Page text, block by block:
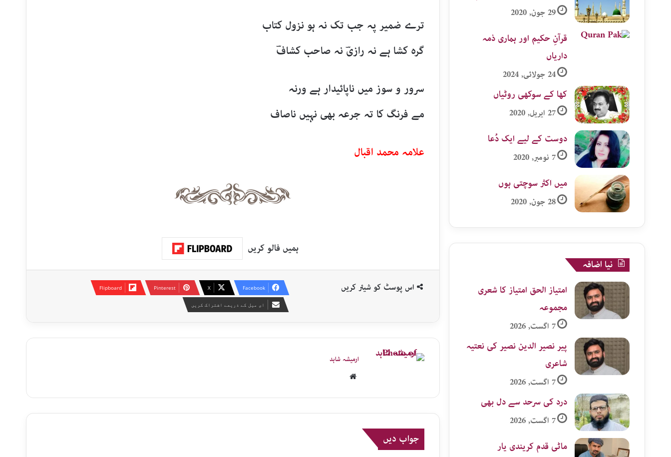
ترے ضمیر پہ جب تک نہ ہو نزول کتاب
گرہ کشا ہے نہ رازیؔ نہ صاحب کشافؔ
سرور و سوز میں ناپائیدار ہے ورنہ
مے فرنگ کا تہ جرعہ بھی نہیں ناصاف
علامہ محمد اقبال
ہمیں فالو کریں
اس پوسٹ کو شیئر کریں Facebook
X
Pinterest
Flipboard
ای میل کے ذریعے اشتراک کریں
ارمیشہ شاہد
جواب دیں
29 جون, 2020
قرآنِ حکیم اور ہماری ذمہ
داریاں
24 جولائی, 2024
کھا کے سوکھی روٹیاں
27 اپریل, 2020
دوست کے لیے ایک دُعا
7 نومبر, 2020
میں اکثر سوچتی ہوں
28 جون, 2020
نیا اضافہ
امتیاز الحق امتیاز کا شعری
مجموعہ
7 اگست, 2026
پیر نصیر الدین نصیر کی نعتیہ
شاعری
7 اگست, 2026
درد کی سرحد سے دل بھی
7 اگست, 2026
ماٹی قدم کریندی یار